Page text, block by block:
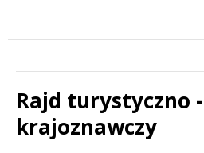
Rajd turystyczno -
krajoznawczy